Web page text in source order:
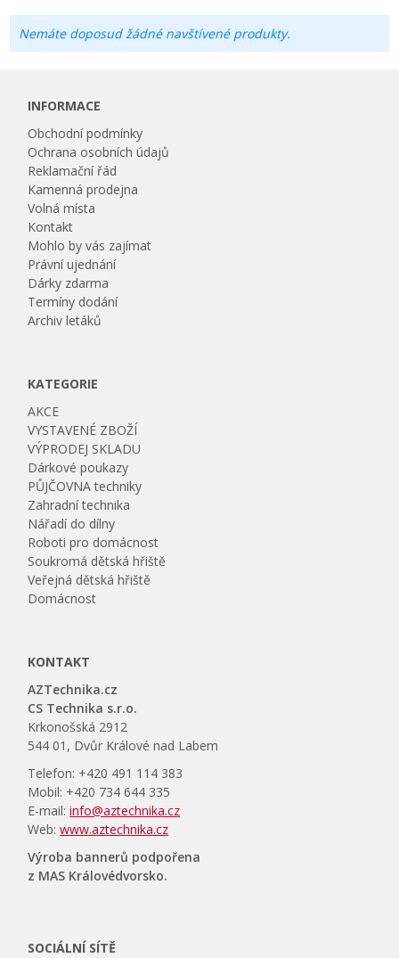
Nemáte doposud žádné navštívené produkty.
INFORMACE
Obchodní podmínky
Ochrana osobních údajů
Reklamační řád
Kamenná prodejna
Volná místa
Kontakt
Mohlo by vás zajímat
Právní ujednání
Dárky zdarma
Termíny dodání
Archiv letáků
KATEGORIE
AKCE
VYSTAVENÉ ZBOŽÍ
VÝPRODEJ SKLADU
Dárkové poukazy
PŮJČOVNA techniky
Zahradní technika
Nářadí do dílny
Roboti pro domácnost
Soukromá dětská hřiště
Veřejná dětská hřiště
Domácnost
KONTAKT
AZTechnika.cz
CS Technika s.r.o.
Krkonošská 2912
544 01, Dvůr Králové nad Labem
Telefon: +420 491 114 383
Mobil: +420 734 644 335
E-mail:info@aztechnika.cz
Web:www.aztechnika.cz
Výroba bannerů podpořena
z MAS Královédvorsko.
SOCIÁLNÍ SÍTĚ